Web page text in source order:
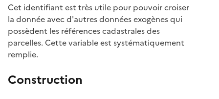
Cet identifiant est très utile pour pouvoir croiser
la donnée avec d'autres données exogènes qui
possèdent les références cadastrales des
parcelles. Cette variable est systématiquement
remplie.
Construction